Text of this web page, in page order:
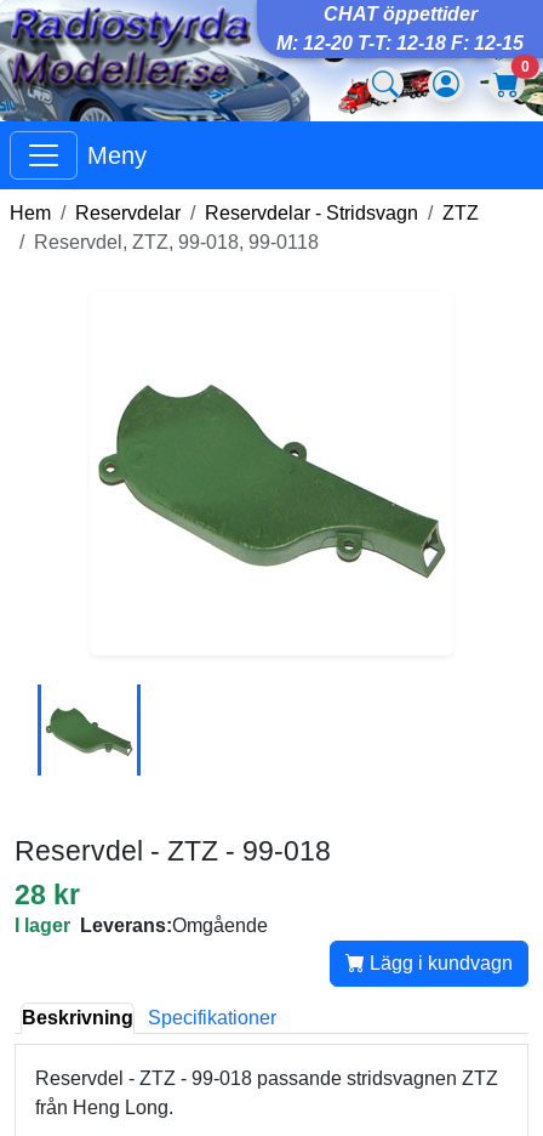
CHAT öppettider
M: 12-20 T-T: 12-18 F: 12-15
0
Meny
Hem Reservdelar Reservdelar - Stridsvagn
ZTZ
Reservdel, ZTZ, 99-018, 99-0118
Reservdel - ZTZ - 99-018
28 kr
I lager Leverans:Omgående
Lägg i kundvagn
Beskrivning Specifikationer
Reservdel - ZTZ - 99-018 passande stridsvagnen ZTZ
från Heng Long.